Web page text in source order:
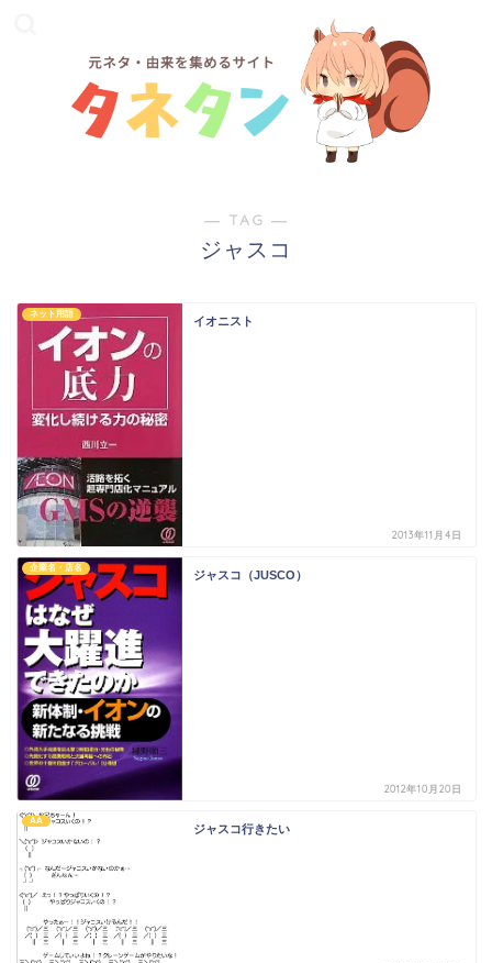
― TAG ―
ジャスコ
ネット用語
イオニスト
2013年11月4日
企業名・店名
ジャスコ（JUSCO）
2012年10月20日
AA
ジャスコ行きたい